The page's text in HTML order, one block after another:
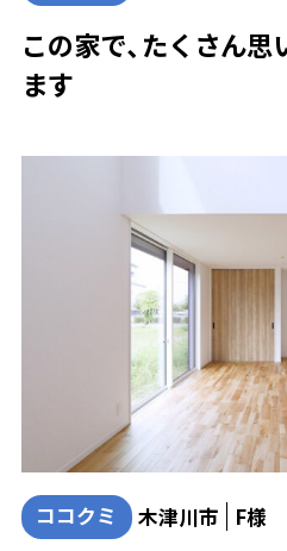
この家で、たくさん
ます
ココクミ 木津川市 F様